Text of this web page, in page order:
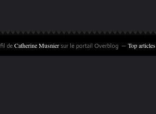
deCatherine Musniersur le portail Overblog Top articles